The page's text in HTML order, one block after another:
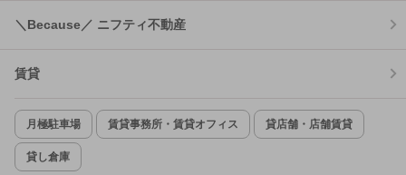
＼Because／ ニフティ不動産
賃貸
月極駐車場 賃貸事務所・賃貸オフィス 貸店舗・店舗賃貸
貸し倉庫